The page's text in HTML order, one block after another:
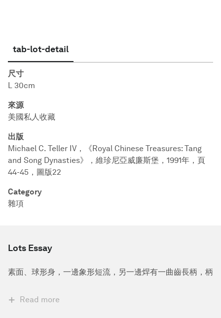
tab-lot-detail
尺寸
L 30cm
來源
美國私人收藏
出版
Michael C. Teller IV，《Royal Chinese Treasures: Tang
and Song Dynasties》，維珍尼亞威廉斯堡，1991年，頁
44-45，圖版22
Category
雜項
Lots Essay
素面、球形身，一邊象形短流，另一邊焊有一曲齒長柄，柄
Read more